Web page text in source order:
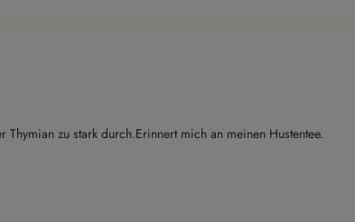
zu stark durch.Erinnert mich an meinen Hustentee.